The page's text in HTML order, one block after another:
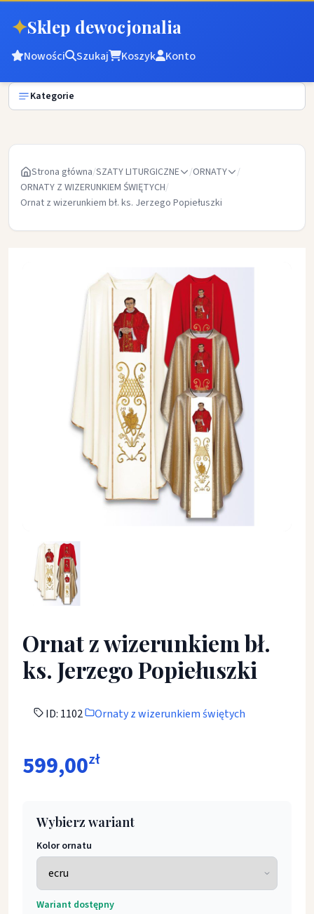
✦Sklep dewocjonalia
Nowości Szukaj Koszyk Konto
Kategorie
Strona główna/SZATY LITURGICZNE /ORNATY
/
ORNATY Z WIZERUNKIEM ŚWIĘTYCH/
Ornat z wizerunkiem bł. ks. Jerzego Popiełuszki
Ornat z wizerunkiem bł. ks. Jerzego Popiełuszki - Ornaty
Ornat z wizerunkiem bł.
ks. Jerzego Popiełuszki
ID: 1102 Ornaty z wizerunkiem świętych
599,00zł
Wybierz wariant
Kolor ornatu
Wariant dostępny